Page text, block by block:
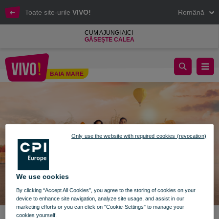
Toate site-urile VIVO! Română
CUM AJUNGI AICI
GĂSEȘTE CALEA
BAIA MARE
Descoperă colecțiile toamnei la VIVO!
We use cookies
By clicking “Accept All Cookies”, you agree to the storing of cookies on your
device to enhance site navigation, analyze site usage, and assist in our
marketing efforts or you can click on "Cookie-Settings" to manage your
cookies yourself.
Only use the website with required cookies (revocation)